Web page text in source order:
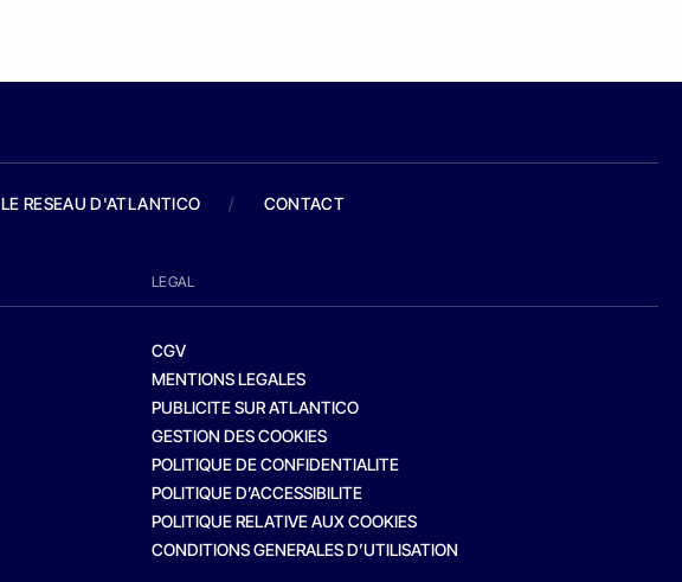
LE RESEAU D'ATLANTICO / CONTACT
LEGAL
CGV
MENTIONS LEGALES
PUBLICITE SUR ATLANTICO
GESTION DES COOKIES
POLITIQUE DE CONFIDENTIALITE
POLITIQUE D’ACCESSIBILITE
POLITIQUE RELATIVE AUX COOKIES
CONDITIONS GENERALES D’UTILISATION